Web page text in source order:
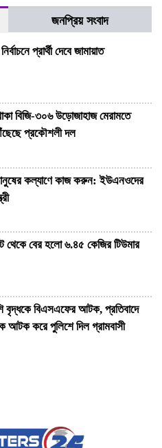
জনপ্রিয় সংবাদ
প্রার্থী দেবে জামায়াত
বিজি-৩০৬ উড়োজাহাজ মেরামতে
প্রকৌশলী দল
কল্যাণে কাজ করুন: ইউএনওদের
থেকে বের হলো ৬.৪৫ কেজির টিউমার
বৃদ্ধকে বিএসএফের আটক, প্রতিবাদে
আটক করে পুলিশে দিল গ্রামবাসী
পৃথক অভিযানে ইয়াবা ও গাঁজাসহ